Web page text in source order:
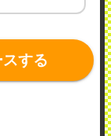
する